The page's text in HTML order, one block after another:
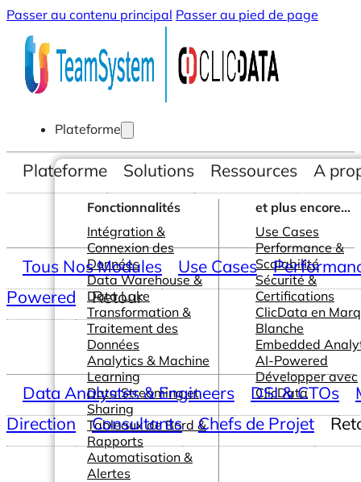
Passer au contenu principal Passer au pied de page
Plateforme
Fonctionnalités
Intégration &
Connexion des
Données
Data Warehouse &
Data Lake
Transformation &
Traitement des
Données
Analytics & Machine
Learning
Data Streaming et
Sharing
Tableaux de Bord &
Rapports
Automatisation &
Alertes
et plus encore...
Use Cases
Performance &
Scalabilité
Sécurité &
Certifications
ClicData en
Blanche
Embedded
AI-Powered
Développer avec
ClicData
Plateforme Solutions Ressources A
Tous Nos Modules Use Cases
Powered
Retour
Data Analystes & Engineers DSI & CTOs
Direction
Consultants Chefs de Projet